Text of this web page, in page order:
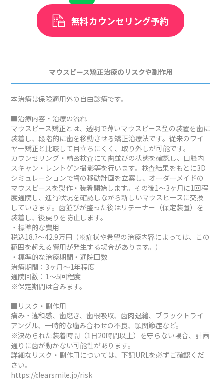
無料カウンセリング予約
マウスピース矯正治療のリスクや副作用
本治療は保険適用外の自由診療です。
■治療内容・治療の流れ
マウスピース矯正とは、透明で薄いマウスピース型の装置を歯に
装着し、段階的に歯を移動させる矯正治療法です。従来のワイ
ヤー矯正と比較して目立ちにくく、取り外しが可能です。
カウンセリング・精密検査にて歯並びの状態を確認し、口腔内
スキャン・レントゲン撮影等を行います。検査結果をもとに3D
シミュレーションで歯の移動計画を立案し、オーダーメイドの
マウスピースを製作・装着開始します。その後1～3ヶ月に1回程
度通院し、進行状況を確認しながら新しいマウスピースに交換
していきます。歯並びが整った後はリテーナー（保定装置）を
装着し、後戻りを防止します。
・標準的な費用
税込18.7～42.9万円（※症状や希望の治療内容によっては、この
範囲を超える費用が発生する場合があります。）
・標準的な治療期間・通院回数
治療期間：3ヶ月～1年程度
通院回数：1～5回程度
※保定期間は含みます。
■リスク・副作用
痛み・違和感、歯磨き、歯根吸収、歯肉退縮、ブラックトライ
アングル、一時的な噛み合わせの不良、顎関節症など。
※決められた装着時間（1日20時間以上）を守らない場合、計画
通りに歯が動かない可能性があります。
詳細なリスク・副作用については、下記URLを必ずご確認くだ
さい。
https://clearsmile.jp/risk